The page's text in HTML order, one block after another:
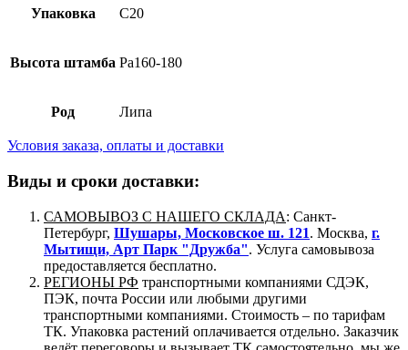
Упаковка C20
Высота штамба Pa160-180
Род Липа
Условия заказа, оплаты и доставки
Виды и сроки доставки:
САМОВЫВОЗ С НАШЕГО СКЛАДА: Санкт-
Петербург, Шушары, Московское ш. 121. Москва, г.
Мытищи, Арт Парк "Дружба". Услуга самовывоза
предоставляется бесплатно.
РЕГИОНЫ РФ транспортными компаниями СДЭК,
ПЭК, почта России или любыми другими
транспортными компаниями. Стоимость – по тарифам
ТК. Упаковка растений оплачивается отдельно. Заказчик